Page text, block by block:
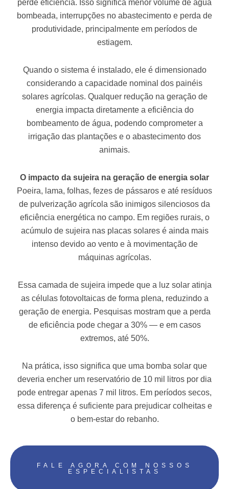
perde eficiência. Isso significa menor volume de água
bombeada, interrupções no abastecimento e perda de
produtividade, principalmente em períodos de
estiagem.
Quando o sistema é instalado, ele é dimensionado
considerando a capacidade nominal dos painéis
solares agrícolas. Qualquer redução na geração de
energia impacta diretamente a eficiência do
bombeamento de água, podendo comprometer a
irrigação das plantações e o abastecimento dos
animais.
O impacto da sujeira na geração de energia solar
Poeira, lama, folhas, fezes de pássaros e até resíduos
de pulverização agrícola são inimigos silenciosos da
eficiência energética no campo. Em regiões rurais, o
acúmulo de sujeira nas placas solares é ainda mais
intenso devido ao vento e à movimentação de
máquinas agrícolas.
Essa camada de sujeira impede que a luz solar atinja
as células fotovoltaicas de forma plena, reduzindo a
geração de energia. Pesquisas mostram que a perda
de eficiência pode chegar a 30% — e em casos
extremos, até 50%.
Na prática, isso significa que uma bomba solar que
deveria encher um reservatório de 10 mil litros por dia
pode entregar apenas 7 mil litros. Em períodos secos,
essa diferença é suficiente para prejudicar colheitas e
o bem-estar do rebanho.
FALE AGORA COM NOSSOS
ESPECIALISTAS